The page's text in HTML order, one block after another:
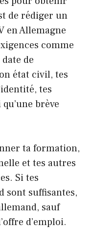
de rédiger un
en Allemagne
comme
de
état civil, tes
tes
brève
ta formation,
et tes autres
Si tes
sont suffisantes,
sauf
d’emploi.